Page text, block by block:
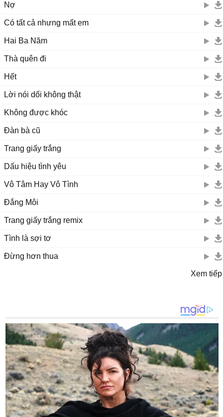
Nợ
Có tất cả nhưng mất em
Hai Ba Năm
Thà quên đi
Hết
Lời nói dối không thật
Không được khóc
Đàn bà cũ
Trang giấy trắng
Dấu hiệu tình yêu
Vô Tâm Hay Vô Tình
Đắng Môi
Trang giấy trắng remix
Tình là sợi tơ
Đừng hơn thua
Xem tiếp